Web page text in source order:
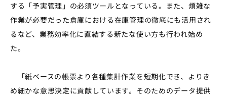
する「予実管理」の必須ツールとなっている。また、煩雑な
作業が必要だった倉庫における在庫管理の徹底にも活用され
るなど、業務効率化に直結する新たな使い方も行われ始め
た。
「紙ベースの帳票より各種集計作業を短期化でき、よりき
め細かな意思決定に貢献しています。そのためのデータ提供